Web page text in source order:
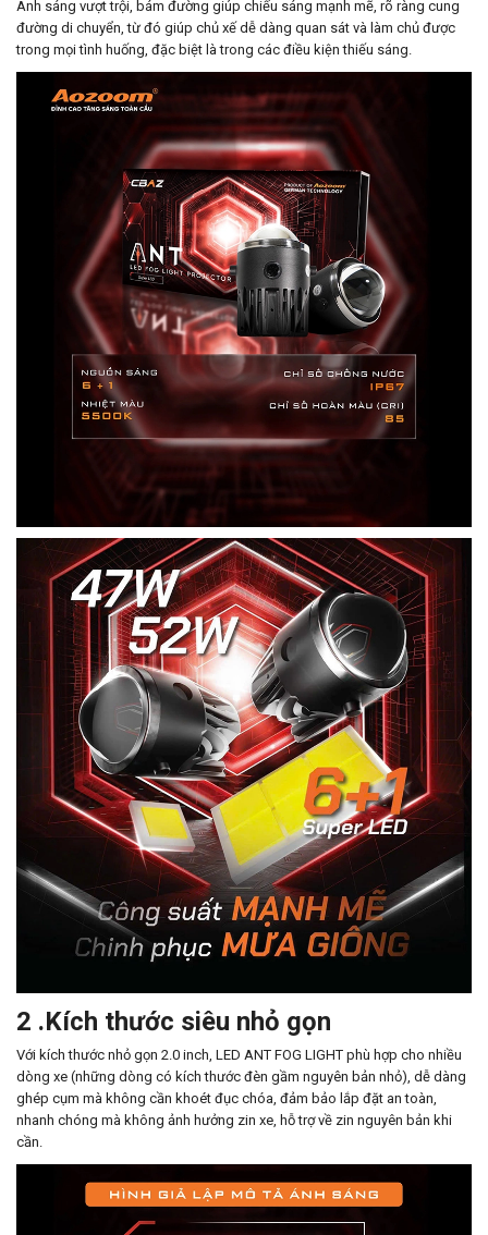
Ánh sáng vượt trội, bám đường giúp chiếu sáng mạnh mẽ, rõ ràng cung
đường di chuyển, từ đó giúp chủ xế dễ dàng quan sát và làm chủ được
trong mọi tình huống, đặc biệt là trong các điều kiện thiếu sáng.
2 .Kích thước siêu nhỏ gọn
Với kích thước nhỏ gọn 2.0 inch, LED ANT FOG LIGHT phù hợp cho nhiều
dòng xe (những dòng có kích thước đèn gầm nguyên bản nhỏ), dễ dàng
ghép cụm mà không cần khoét đục chóa, đảm bảo lắp đặt an toàn,
nhanh chóng mà không ảnh hưởng zin xe, hỗ trợ về zin nguyên bản khi
cần.